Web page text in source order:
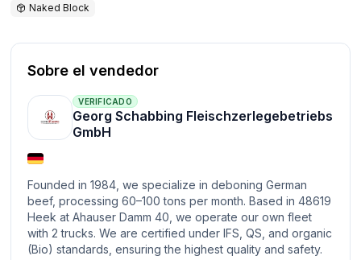
Naked Block
Sobre el vendedor
VERIFICADO
Georg Schabbing Fleischzerlegebetriebs
GmbH
Founded in 1984, we specialize in deboning German
beef, processing 60–100 tons per month. Based in 48619
Heek at Ahauser Damm 40, we operate our own fleet
with 2 trucks. We are certified under IFS, QS, and organic
(Bio) standards, ensuring the highest quality and safety.